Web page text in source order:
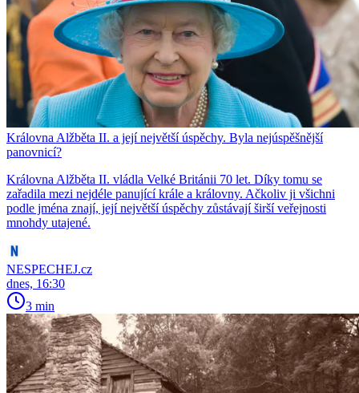
Královna Alžběta II. a její největší úspěchy. Byla nejúspěšnější
panovnicí?
Královna Alžběta II. vládla Velké Británii 70 let. Díky tomu se
zařadila mezi nejdéle panující krále a královny. Ačkoliv ji všichni
podle jména znají, její největší úspěchy zůstávají širší veřejnosti
mnohdy utajené.
NESPECHEJ.cz
dnes, 16:30
3 min